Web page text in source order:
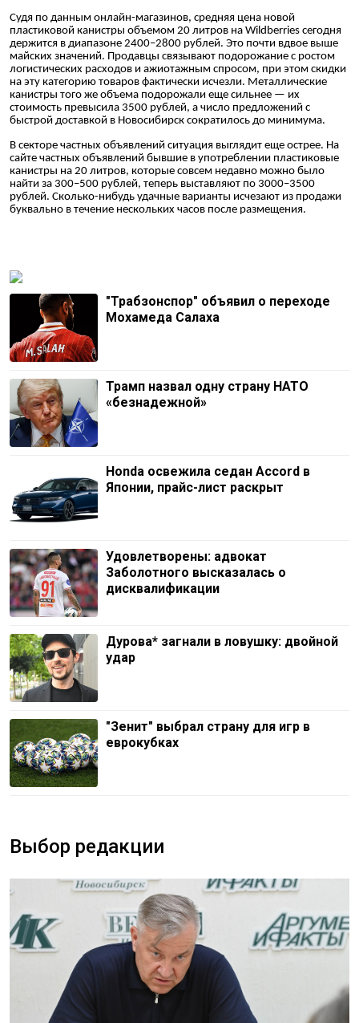
Судя по данным онлайн-магазинов, средняя цена новой
пластиковой канистры объемом 20 литров на Wildberries сегодня
держится в диапазоне 2400–2800 рублей. Это почти вдвое выше
майских значений. Продавцы связывают подорожание с ростом
логистических расходов и ажиотажным спросом, при этом скидки
на эту категорию товаров фактически исчезли. Металлические
канистры того же объема подорожали еще сильнее — их
стоимость превысила 3500 рублей, а число предложений с
быстрой доставкой в Новосибирск сократилось до минимума.
В секторе частных объявлений ситуация выглядит еще острее. На
сайте частных объявлений бывшие в употреблении пластиковые
канистры на 20 литров, которые совсем недавно можно было
найти за 300–500 рублей, теперь выставляют по 3000–3500
рублей. Сколько-нибудь удачные варианты исчезают из продажи
буквально в течение нескольких часов после размещения.
"Трабзонспор" объявил о переходе
Мохамеда Салаха
Трамп назвал одну страну НАТО
«безнадежной»
Honda освежила седан Accord в
Японии, прайс-лист раскрыт
Удовлетворены: адвокат
Заболотного высказалась о
дисквалификации
Дурова* загнали в ловушку: двойной
удар
"Зенит" выбрал страну для игр в
еврокубках
Выбор редакции